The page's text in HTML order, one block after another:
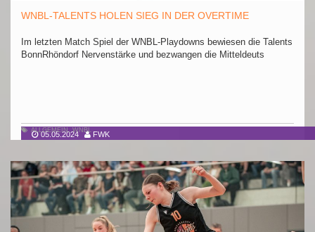
05.05.2024 FWK
WNBL-TALENTS HOLEN SIEG IN DER OVERTIME
Im letzten Match Spiel der WNBL-Playdowns bewiesen die Talents
BonnRhöndorf Nervenstärke und bezwangen die Mitteldeuts
ALLGEMEIN,WNBL